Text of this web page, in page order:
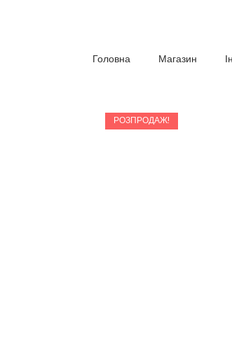
Головна Магазин
РОЗПРОДАЖ!